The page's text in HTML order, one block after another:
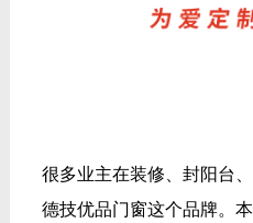
很多业主在装修、封阳台
德技优品门窗这个品牌。